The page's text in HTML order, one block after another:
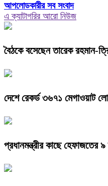
আপলোডকারীর সব সংবাদ
এ ক্যাটাগরির আরো নিউজ
বৈঠকে বসেছেন তারেক রহমান-
দেশে রেকর্ড ৩৬৭১ মেগাওয়াট
প্রধানমন্ত্রীর কাছে হেফাজতের ৯